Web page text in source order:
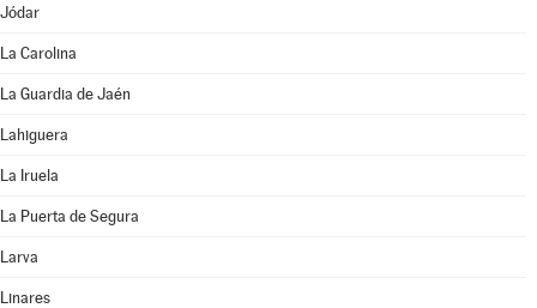
Jódar
La Carolina
La Guardia de Jaén
Lahiguera
La Iruela
La Puerta de Segura
Larva
Linares